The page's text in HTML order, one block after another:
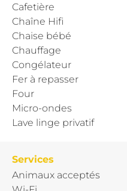
Cafetière
Chaîne Hifi
Chaise bébé
Chauffage
Congélateur
Fer à repasser
Four
Micro-ondes
Lave linge privatif
Services
Animaux acceptés